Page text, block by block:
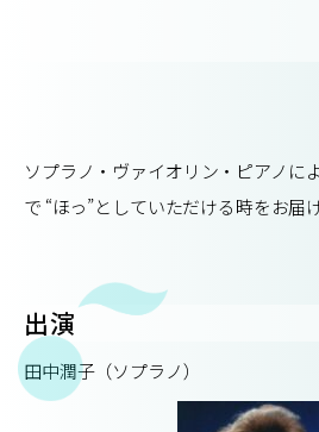
ソプラノ・ヴァイオリン・ピアノに
で “ほっ”としていただける時をお届
出演
田中潤子（ソプラノ）